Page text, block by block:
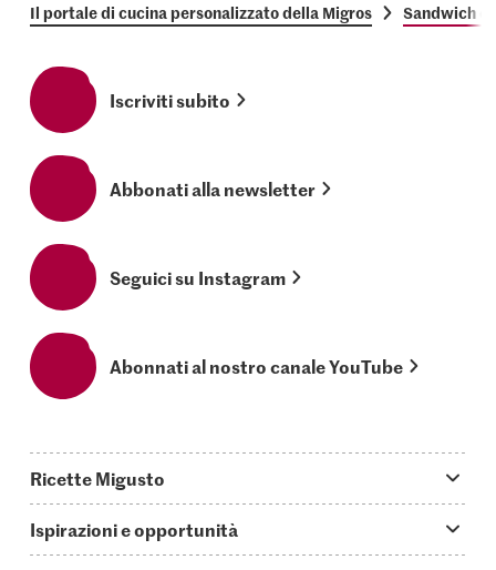
Il portale di cucina personalizzato della Migros Sandwich
Iscriviti subito
Abbonati alla newsletter
Seguici su Instagram
Abonnati al nostro canale YouTube
Ricette Migusto
Oggi cucino
Ispirazioni e opportunità